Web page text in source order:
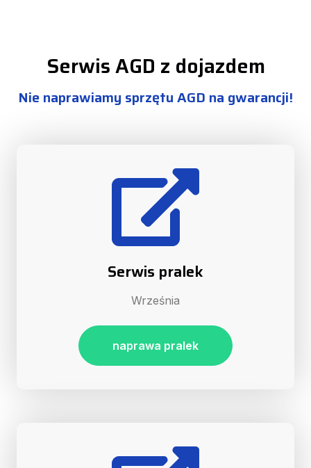
Serwis AGD z dojazdem
Nie naprawiamy sprzętu AGD na gwarancji!
Serwis pralek
Września
naprawa pralek